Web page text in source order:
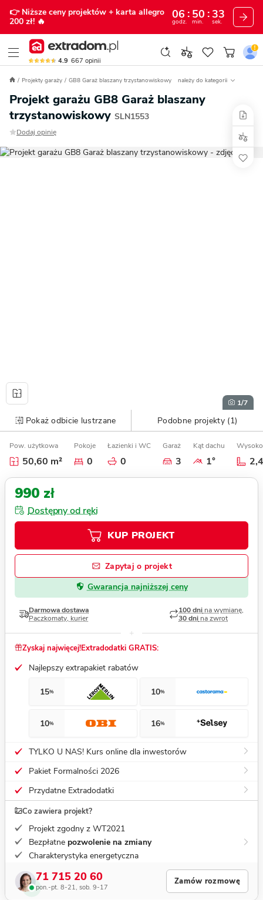
👉 Niższe ceny projektów + karta allegro
200 zł! 🔥
06
godz.
50
min.
32
sek.
4.9 667 opinii
Projekty garaży GB8 Garaż blaszany trzystanowiskowy należy do kategorii
Projekt garażu GB8 Garaż blaszany
trzystanowiskowy SLN1553
Dodaj opinię
1/7
Pokaż odbicie lustrzane Podobne projekty (1)
Pow. użytkowa
50,60 m²
Pokoje
0
Łazienki i WC
0
Garaż
3
Kąt dachu
1°
990 zł
Dostępny od ręki
KUP PROJEKT
Zapytaj o projekt
Gwarancja najniższej ceny
Darmowa dostawa
Paczkomaty, kurier
100 dni na wymianę,
30 dni na zwrot
Zyskaj najwięcej!Extradodatki GRATIS:
Najlepszy extrapakiet rabatów
15% 10%
10% 16%
TYLKO U NAS! Kurs online dla inwestorów
Pakiet Formalności 2026
Przydatne Extradodatki
Co zawiera projekt?
Projekt zgodny z WT2021
Bezpłatne pozwolenie na zmiany
Charakterystyka energetyczna
71 715 20 60
pon.-pt. 8-21, sob. 9-17
Zamów rozmowę